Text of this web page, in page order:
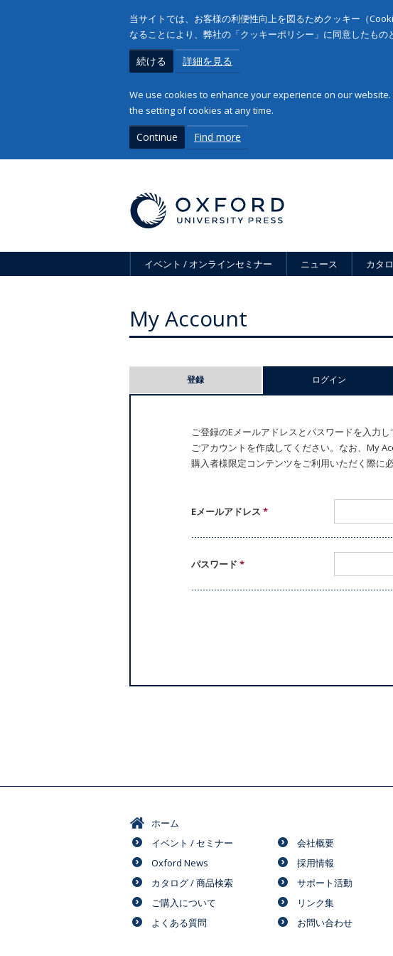
当サイトでは、お客様の利便性向上を図るためクッキー（
なることにより、弊社の「クッキーポリシー」に同意したも
続ける 詳細を見る
We use cookies to enhance your experience on our
the setting of cookies at any time.
Continue Find more
イベント / オンラインセミナー ニュース カタ
My Account
登録 ログイン
ご登録のEメールアドレスとパスワードを入力
ごアカウントを作成してください。なお、My
購入者様限定コンテンツをご利用いただく際に
Eメールアドレス*
パスワード*
ホーム
イベント / セミナー
Oxford News
カタログ / 商品検索
ご購入について
よくある質問
会社概要
採用情報
サポート活動
リンク集
お問い合わせ